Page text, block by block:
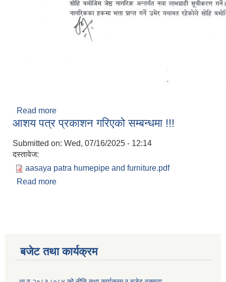
Read more
सूचीकरण सम्बन्धमा ।
आशय पत्र प्रकाशन गरिएको सम्बन्धमा !!!
Submitted on: Wed, 07/16/2025 - 12:14
दस्तावेज:
aasaya patra humepipe and furniture.pdf
Read more
बजेट तथा कार्यक्रम